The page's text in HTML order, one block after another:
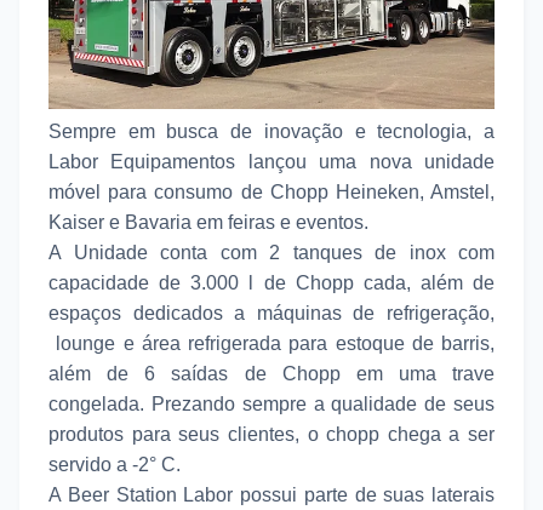
Sempre em busca de inovação e tecnologia, a
Labor Equipamentos lançou uma nova unidade
móvel para consumo de Chopp Heineken, Amstel,
Kaiser e Bavaria em feiras e eventos.
A Unidade conta com 2 tanques de inox com
capacidade de 3.000 l de Chopp cada, além de
espaços dedicados a máquinas de refrigeração,
lounge e área refrigerada para estoque de barris,
além de 6 saídas de Chopp em uma trave
congelada. Prezando sempre a qualidade de seus
produtos para seus clientes, o chopp chega a ser
servido a -2° C.
A Beer Station Labor possui parte de suas laterais